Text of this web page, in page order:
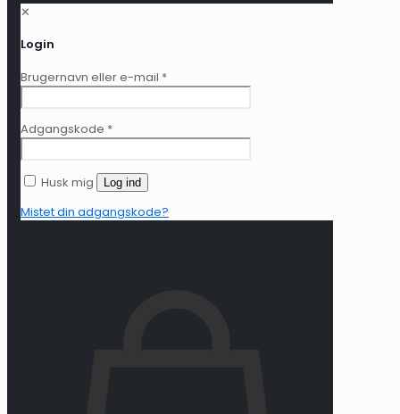
✕
Login
Brugernavn eller e-mail *
Adgangskode *
Husk mig Log ind
Mistet din adgangskode?